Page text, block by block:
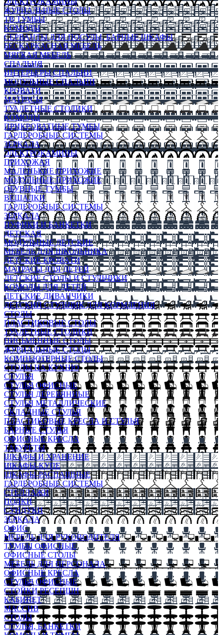
ЖУРНАЛЬНЫЕ СТОЛЫ
ТВ ТУМБЫ
КОМОДЫ
СЕРВАНТЫ ДЛЯ ПОСУДЫ, БАРНЫЕ ШКАФЫ
БЕСКАРКАСНАЯ МЕБЕЛЬ
МЯГКАЯ МЕБЕЛЬ
СПАЛЬНЯ
ИНТЕРЬЕРЫ СПАЛЬНИ
МОДУЛЬНЫЕ СПАЛЬНИ
КРОВАТИ
МАТРАСЫ
ТУАЛЕТНЫЕ СТОЛИКИ
КОМОДЫ
ПРИКРОВАТНЫЕ ТУМБЫ
ГАРДЕРОБНЫЕ СИСТЕМЫ
ЗЕРКАЛА
ЭЛЕКТРОКАМИНЫ
ПРИХОЖАЯ
МАЛЕНЬКИЕ ПРИХОЖИЕ
МОДУЛЬНЫЕ ПРИХОЖИЕ
ОБУВНЫЕ ТУМБЫ
ВЕШАЛКИ
ГАРДЕРОБНЫЕ СИСТЕМЫ
ЗЕРКАЛА
ПУФИКИ И БАНКЕТКИ
ДЕТСКАЯ
МОДУЛЬНЫЕ ДЕТСКИЕ
МЕБЕЛЬ ДЛЯ ШКОЛЬНИКА
ДЕТСКИЕ КРОВАТИ
МАТРАСЫ ДЛЯ ДЕТЕЙ
ДЕТСКИЕ СТОЛЫ И СТУЛЬЧИКИ
КОМОДЫ ДЛЯ ДЕТЕЙ
ДЕТСКИЕ ДИВАНЧИКИ
ДЕТСКИЙ СТУЛЬЧИК ДЛЯ КОРМЛЕНИЯ
СТОЛЫ
ПЛАСТИКОВЫЕ СТОЛЫ
ТУАЛЕТНЫЕ СТОЛИКИ
ПИСЬМЕННЫЕ СТОЛЫ
ЖУРНАЛЬНЫЕ СТОЛЫ
КОМПЬЮТЕРНЫЕ СТОЛЫ
СТОЛЫ НА КУХНЮ
СТУЛЬЯ
СТУЛЬЯ ОФИСНЫЕ
СТУЛЬЯ ДЕРЕВЯННЫЕ
СТУЛЬЯ МЕТАЛЛИЧЕСКИЕ
СКЛАДНЫЕ СТУЛЬЯ
ПЛАСТИКОВЫЕ КРЕСЛА И СТУЛЬЯ
БАРНЫЕ СТУЛЬЯ
ОФИСНЫЕ КРЕСЛА
ТАБУРЕТЫ
ШКАФЫ И ХРАНЕНИЕ
ШКАФЫ-КУПЕ
ШКАФЫ-РАСПАШНЫЕ
ГАРДЕРОБНЫЕ СИСТЕМЫ
СТЕЛЛАЖИ
ПОЛКИ
СУНДУКИ
ЗЕРКАЛА
ОФИС
МЕБЕЛЬ ДЛЯ РУКОВОДИТЕЛЯ
ТУМБЫ ОФИСНЫЕ
ОФИСНЫЕ СТОЛЫ
МЕБЕЛЬ ДЛЯ ПЕРСОНАЛА
ОФИСНЫЕ КРЕСЛА
СТУЛЬЯ ОФИСНЫЕ
СТОЙКИ РЕСЕПШН
КАБИНЕТ
МАССИВ
СТОЛЫ
СТУЛЬЯ, БАНКЕТКИ